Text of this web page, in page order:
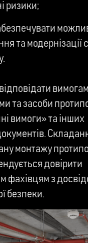
ризики;
та модернізації
та засоби
вимоги» та інших
монтажу
довірити
фахівцям з
безпеки.